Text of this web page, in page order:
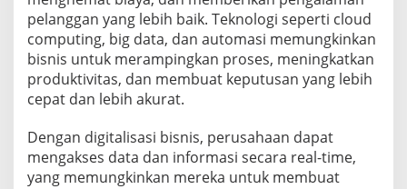
pelanggan yang lebih baik. Teknologi seperti cloud
computing, big data, dan automasi memungkinkan
bisnis untuk merampingkan proses, meningkatkan
produktivitas, dan membuat keputusan yang lebih
cepat dan lebih akurat.
Dengan digitalisasi bisnis, perusahaan dapat
mengakses data dan informasi secara real-time,
yang memungkinkan mereka untuk membuat